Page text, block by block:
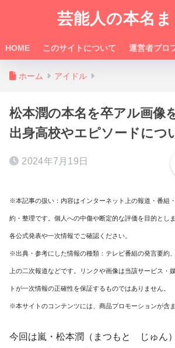
芸能人の本名
HOME このサイトについて 運営者プロ
ホーム アイドル
松本潤の本名を卒アル画像
出身高校やエピソードにつ
2024年7月19日
※本記事の扱い：内容はインターネット上の報道・番組
約・整理です。個人への中傷や断定的な評価を目的とし
各公式発表や一次情報でご確認ください。
※出典・参考にした情報の種類：テレビ番組の発言要約
上の二次報道などです。リンクや画像は当該サービス・
トが一次情報の正確性を保証するものではありません。
※本サイトのコンテンツには、商品プロモーションが含ま
今回は嵐・松本潤（まつもと じゅん